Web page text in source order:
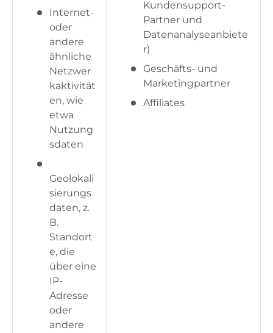
Internet-
oder
andere
ähnliche
Netzwer
kaktivität
en, wie
etwa
Nutzung
sdaten
Geolokali
sierungs
daten, z.
B.
Standort
e, die
über eine
IP-
Adresse
oder
andere
Kundensupport-
Partner und
Datenanalyseanbiete
r)
Geschäfts- und
Marketingpartner
Affiliates